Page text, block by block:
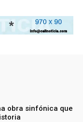
obra sinfónica que